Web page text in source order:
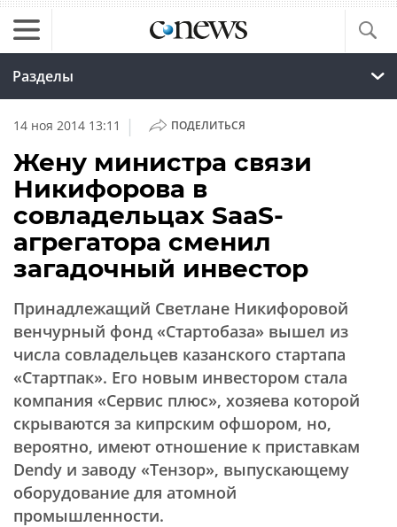
Разделы
14 ноя 2014 13:11 | ПОДЕЛИТЬСЯ
Жену министра связи
Никифорова в
совладельцах SaaS-
агрегатора сменил
загадочный инвестор
Принадлежащий Светлане Никифоровой
венчурный фонд «Стартобаза» вышел из
числа совладельцев казанского стартапа
«Стартпак». Его новым инвестором стала
компания «Сервис плюс», хозяева которой
скрываются за кипрским офшором, но,
вероятно, имеют отношение к приставкам
Dendy и заводу «Тензор», выпускающему
оборудование для атомной
промышленности.